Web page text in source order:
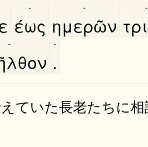
έως
-
ημερῶν
- -
-
.
-
ていた長老たちに